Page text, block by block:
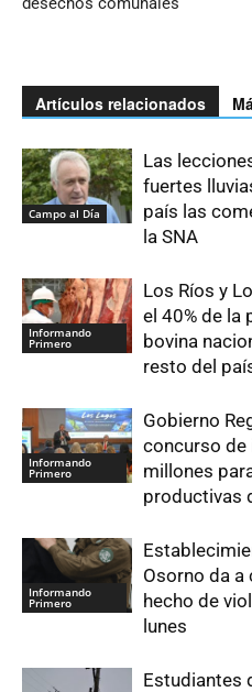
Artículos relacionados
Campo al Día
Las
fuertes
país las
la SNA
Informando
Primero
Los Ríos y
el 40% de la
bovina
resto del
Informando
Primero
Gobierno
concurso de
millones
productivas
Informando
Primero
Osorno da
hecho de
lunes
Estudiantes